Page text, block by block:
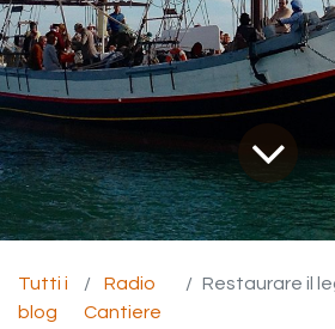
Tutti i
blog
Radio
Cantiere
Restaurare il legno antico: